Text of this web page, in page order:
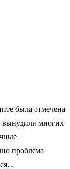
была отмечена
вынудили многих
проблема